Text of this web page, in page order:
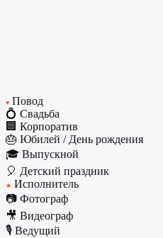
♥ Повод
💍 Свадьба
🏢 Корпоратив
🎂 Юбилей / День рождения
🎓 Выпускной
🎈 Детский праздник
★ Исполнитель
📷 Фотограф
🎥 Видеограф
🎙️ Ведущий